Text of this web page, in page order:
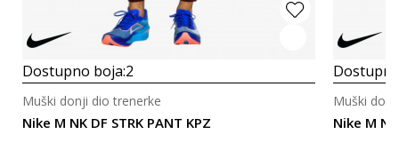
Dostupno boja:2
Nike M NK DF STRK PANT KPZ
Muški donji dio trenerke
Nike M
Muški